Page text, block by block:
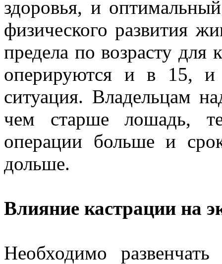
здоровья, и
физического развития
предела по возрасту
оперируются и в 15, и
ситуация. Владельцам
чем старше лошадь,
операции больше и
дольше.
Влияние кастрации на
Необходимо